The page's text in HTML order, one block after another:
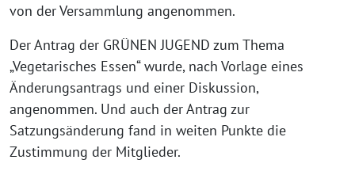
von der Versammlung angenommen.
Der Antrag der GRÜNEN JUGEND zum Thema
„Vegetarisches Essen“ wurde, nach Vorlage eines
Änderungsantrags und einer Diskussion,
angenommen. Und auch der Antrag zur
Satzungsänderung fand in weiten Punkte die
Zustimmung der Mitglieder.